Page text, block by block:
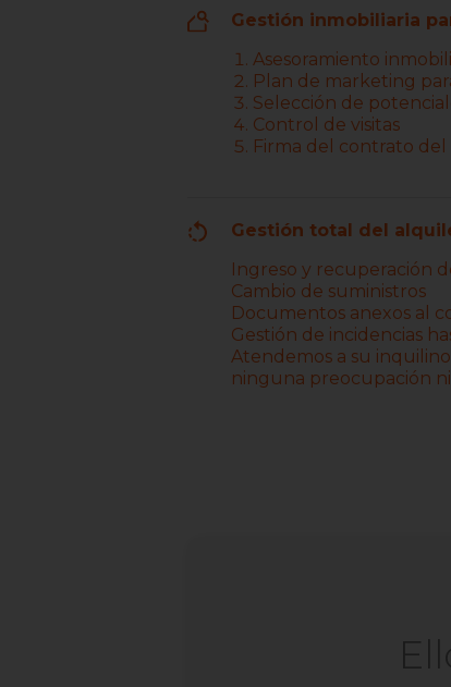
Gestión inmobiliaria
Asesoramiento
Plan de marketing
Selección de
Control de visitas
Firma del contrato
Gestión total del
Ingreso y recuperación
Cambio de suministros
Documentos anexos al
Gestión de incidencias
Atendemos a su
ninguna preocupación